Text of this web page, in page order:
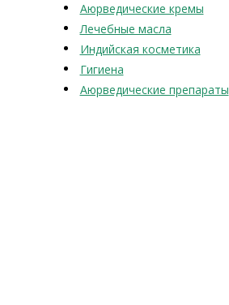
Аюрведические кремы
Лечебные масла
Индийская косметика
Гигиена
Аюрведические препараты